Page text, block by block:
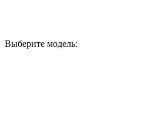
Выберите модель: